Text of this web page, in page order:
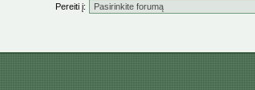
Pereiti į: